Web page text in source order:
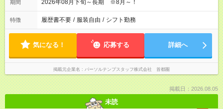
期間 2026年08月下旬～長期 ※8月～！
特徴 履歴書不要 / 服装自由 / シフト勤務
気になる！ 応募する 詳細へ
掲載元企業名 パーソルテンプスタッフ株式会社 首都圏
掲載日：2026.08.05
未読